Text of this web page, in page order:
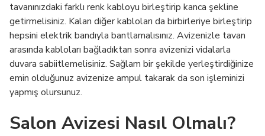
tavanınızdaki farklı renk kabloyu birleştirip kanca şekline
getirmelisiniz. Kalan diğer kabloları da birbirleriye birleştirip
hepsini elektrik bandıyla bantlamalısınız. Avizenizle tavan
arasında kabloları bağladıktan sonra avizenizi vidalarla
duvara sabiitlemelisiniz. Sağlam bir şekilde yerleştirdiğinize
emin olduğunuz avizenize ampul takarak da son işleminizi
yapmış olursunuz.
Salon Avizesi Nasıl Olmalı?